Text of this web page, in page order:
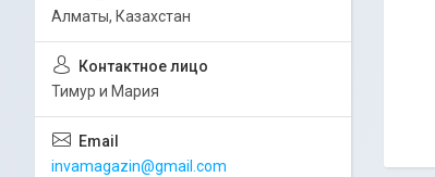
Алматы, Казахстан
Тимур и Мария
invamagazin@gmail.com